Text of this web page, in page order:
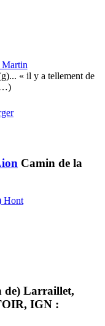
Martin
« il y a tellement de
Camin de la
Hont
de) Larraillet,
IGN :